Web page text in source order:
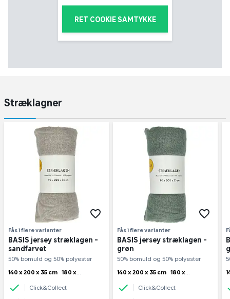
RET COOKIE SAMTYKKE
Stræklagner
Fås i flere varianter
BASIS jersey stræklagen -
sandfarvet
50% bomuld og 50% polyester
140 x 200 x 35 cm 180 x
200 x 35 cm
cm
Click&Collect
Fås i flere varianter
BASIS jersey stræklagen -
grøn
50% bomuld og 50% polyester
140 x 200 x 35 cm 180 x
200 x 35 cm
cm
Click&Collect